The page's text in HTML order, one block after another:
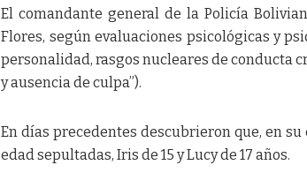
El comandante general de la Policía
Flores, según evaluaciones psicológicas y
personalidad, rasgos nucleares de conducta
y ausencia de culpa”).
En días precedentes descubrieron que, en
edad sepultadas, Iris de 15 y Lucy de 17 años.